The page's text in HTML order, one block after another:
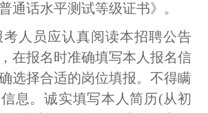
通话水平测试等级证书》。
考人员应认真阅读本招聘公告
在报名时准确填写本人报名信
选择合适的岗位填报。不得瞒
息。诚实填写本人简历(从初